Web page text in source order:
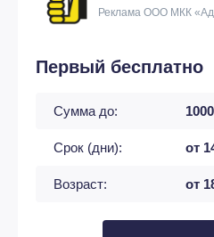
Реклама ООО МКК
Первый бесплатно
Сумма до:
Срок (дни): от
Возраст: от